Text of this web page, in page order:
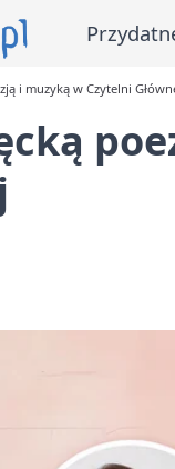
i muzyką w Czytelni